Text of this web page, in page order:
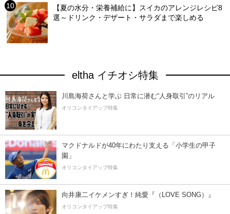
【夏の水分・栄養補給に】スイカのアレンジレシピ8
選～ドリンク・デザート・サラダまで楽しめる
eltha イチオシ特集
川島海荷さんと学ぶ 日常に潜む“人身取引”のリアル
オリコンタイアップ特集
マクドナルドが40年にわたり支える「小学生の甲子
園」
オリコンタイアップ特集
向井康二イケメンすぎ！純愛『（LOVE SONG）』
オリコンタイアップ特集